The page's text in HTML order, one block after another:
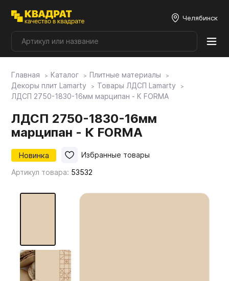
Челябинск
Плитные материалы
Мой ЭГГЕР
Мебельные образцы, каталоги
Главная Каталог
Плитные материалы
Декоры плит Lamarty
Товары ЛДСП Lamarty
ЛДСП 2750-1830-16мм марципан - К FORMA
ЛДСП 2750-1830-16мм
марципан - К FORMA
Новинка
Артикул товара: 53532
Избранные товары